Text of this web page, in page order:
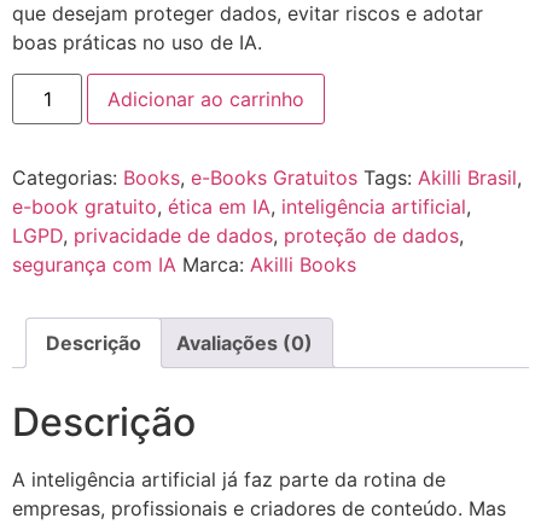
que desejam proteger dados, evitar riscos e adotar
boas práticas no uso de IA.
Adicionar ao carrinho
Categorias: Books, e-Books Gratuitos Tags: Akilli Brasil,
e-book gratuito, ética em IA, inteligência artificial,
LGPD, privacidade de dados, proteção de dados,
segurança com IA Marca: Akilli Books
Descrição Avaliações (0)
Descrição
A inteligência artificial já faz parte da rotina de
empresas, profissionais e criadores de conteúdo. Mas